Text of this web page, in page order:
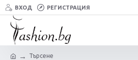
ВХОД РЕГИСТРАЦИЯ
Търсене